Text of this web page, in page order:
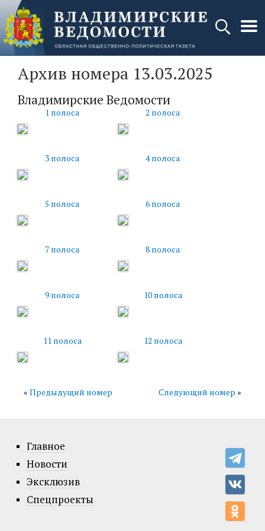
Архив номера 13.03.2025
Владимирские Ведомости
1 полоса 2 полоса
3 полоса 4 полоса
5 полоса 6 полоса
7 полоса 8 полоса
9 полоса 10 полоса
11 полоса 12 полоса
Следующий номер »
« Предыдущий номер
Главное
Новости
Эксклюзив
Спецпроекты